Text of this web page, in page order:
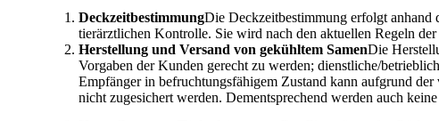
DeckzeitbestimmungDie Deckzeitbestimmung erfolgt anhand
tierärztlichen Kontrolle. Sie wird nach den aktuellen Regeln
Herstellung und Versand von gekühltem SamenDie
Vorgaben der Kunden gerecht zu werden; dienstliche/
Empfänger in befruchtungsfähigem Zustand kann aufgrund
nicht zugesichert werden. Dementsprechend werden auch